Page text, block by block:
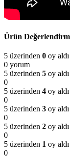
Ürün
5 üzerinden 0 oy aldı
0 yorum
5 üzerinden 5 oy aldı
0
5 üzerinden 4 oy aldı
0
5 üzerinden 3 oy aldı
0
5 üzerinden 2 oy aldı
0
5 üzerinden 1 oy aldı
0